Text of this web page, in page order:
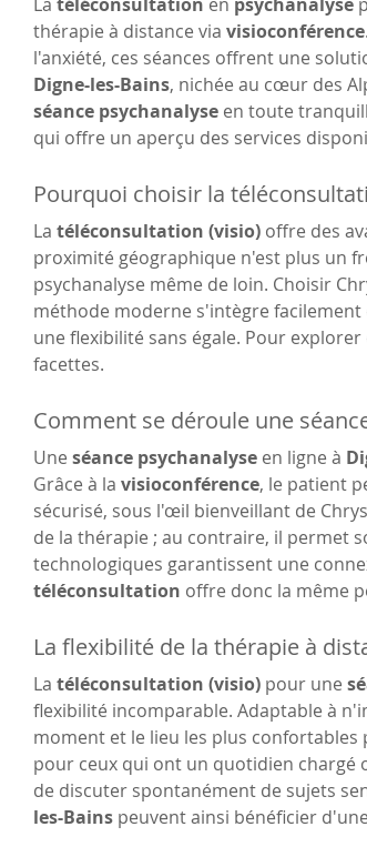
thérapie à distance via visioconférence
l'anxiété, ces séances offrent une
Digne-les-Bains, nichée au cœur des
séance psychanalyse en toute
qui offre un aperçu des services
Pourquoi choisir la
La téléconsultation (visio) offre des
proximité géographique n'est plus un
psychanalyse même de loin. Choisir
méthode moderne s'intègre
une flexibilité sans égale. Pour
facettes.
Comment se déroule une
Une séance psychanalyse en ligne à
Grâce à la visioconférence, le patient
sécurisé, sous l'œil bienveillant de
de la thérapie ; au contraire, il permet
technologiques garantissent une
téléconsultation offre donc la même
La flexibilité de la thérapie à
La téléconsultation (visio) pour une
flexibilité incomparable. Adaptable à
moment et le lieu les plus
pour ceux qui ont un quotidien chargé
de discuter spontanément de sujets
les-Bains peuvent ainsi bénéficier